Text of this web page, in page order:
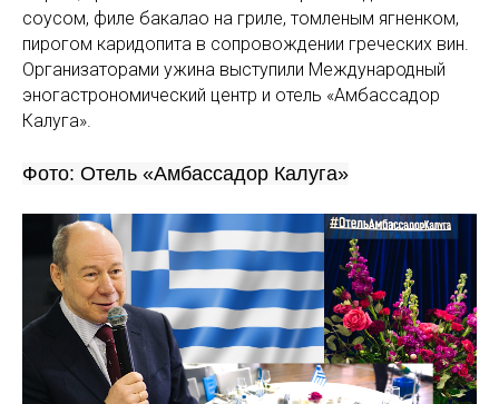
соусом, филе бакалао на гриле, томленым ягненком,
пирогом каридопита в сопровождении греческих вин.
Организаторами ужина выступили Международный
эногастрономический центр и отель «Амбассадор
Калуга».
Фото: Отель «Амбассадор Калуга»